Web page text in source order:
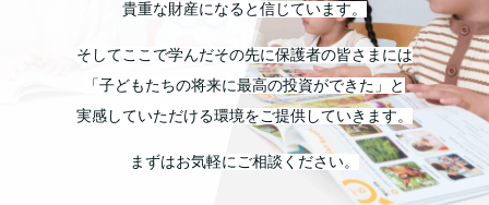
貴重な財産になると信じています。
そしてここで学んだその先に保護者の皆さまには
「子どもたちの将来に最高の投資ができた」と
実感していただける環境をご提供していきます。
まずはお気軽にご相談ください。